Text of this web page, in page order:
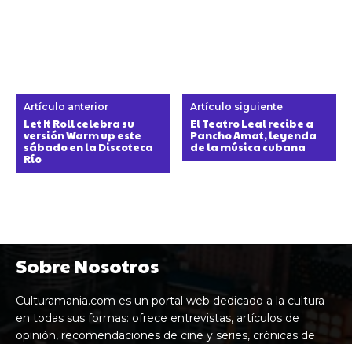
Artículo anterior
Let It Roll celebra su
versión Warm up este
sábado en la Discoteca
Río
Artículo siguiente
El Teatro Leal recibe a
Pancho Amat, leyenda
de la música cubana
Sobre Nosotros
Culturamania.com es un portal web dedicado a la cultura
en todas sus formas: ofrece entrevistas, artículos de
opinión, recomendaciones de cine y series, crónicas de